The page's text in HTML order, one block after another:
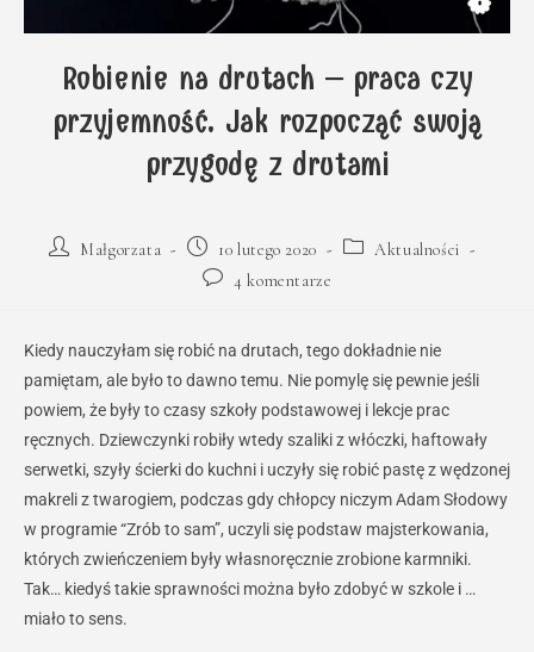
Robienie na drutach – praca czy
przyjemność. Jak rozpocząć swoją
przygodę z drutami
Post Małgorzata
Post
published:
10 lutego 2020
Post Aktualności
Post 4 komentarze
Kiedy nauczyłam się robić na drutach, tego dokładnie nie
pamiętam, ale było to dawno temu. Nie pomylę się pewnie jeśli
powiem, że były to czasy szkoły podstawowej i lekcje prac
ręcznych. Dziewczynki robiły wtedy szaliki z włóczki, haftowały
serwetki, szyły ścierki do kuchni i uczyły się robić pastę z wędzonej
makreli z twarogiem, podczas gdy chłopcy niczym Adam Słodowy
w programie “Zrób to sam”, uczyli się podstaw majsterkowania,
których zwieńczeniem były własnoręcznie zrobione karmniki.
Tak… kiedyś takie sprawności można było zdobyć w szkole i …
miało to sens.